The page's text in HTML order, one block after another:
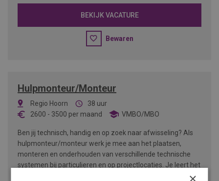
BEKIJK VACATURE
Bewaren
Hulpmonteur/Monteur
Regio Hoorn
38 uur
2600 - 3500 per maand VMBO/MBO
Ben jij technisch, handig en op zoek naar afwisseling? Als
hulpmonteur/monteur werk je mee aan het plaatsen,
monteren en onderhouden van verschillende technische
systemen bij particulieren en op projectlocaties. Je leert het
vak in de praktijk en werkt samen met een gezellig team.